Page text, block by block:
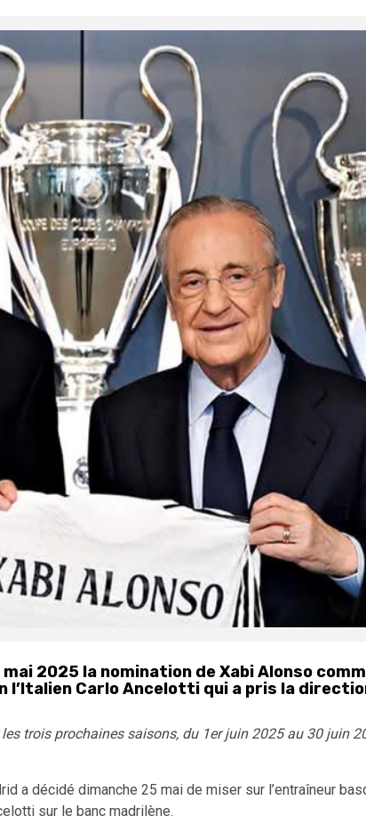
2025 la nomination de Xabi Alonso
l’Italien Carlo Ancelotti qui a pris la
trois prochaines saisons, du 1er juin 2025 au 30 juin
a décidé dimanche 25 mai de miser sur l’entraîneur
sur le banc madrilène.